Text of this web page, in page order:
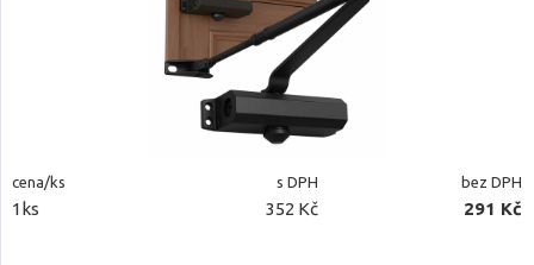
cena/ks s DPH bez DPH
1ks 352 Kč 291 Kč